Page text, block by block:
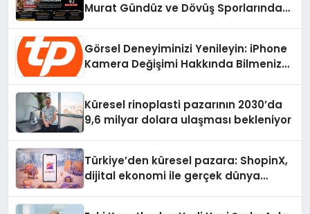
Murat Gündüz ve Dövüş Sporlarında
Görsel Deneyiminizi Yenileyin: iPhone
Kamera Değişimi Hakkında Bilmeniz
Küresel rinoplasti pazarının 2030’da
9,6 milyar dolara ulaşması bekleniyor
Türkiye’den küresel pazara: ShopinX,
dijital ekonomi ile gerçek dünya